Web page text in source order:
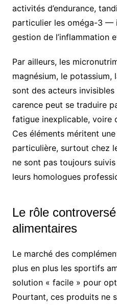
activités d’endurance,
particulier les oméga-3 —
gestion de l’inflammation
Par ailleurs, les
magnésium, le
sont des acteurs
carence peut se traduire
fatigue inexplicable, voire
Ces éléments méritent
particulière, surtout chez
ne sont pas toujours
leurs homologues
Le rôle
alimentaires
Le marché des
plus en plus les sportifs
solution « facile » pour
Pourtant, ces produits ne